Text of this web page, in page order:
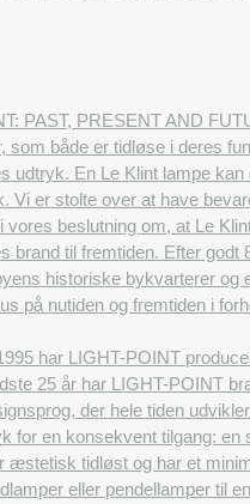
PAST, PRESENT AND
som både er tidløse i deres
udtryk. En Le Klint lampe
Vi er stolte over at have
vores beslutning om, at Le
brand til fremtiden. Efter
historiske bykvarterer og
på nutiden og fremtiden i
har LIGHT-POINT
25 år har LIGHT-POINT
der hele tiden
for en konsekvent tilgang:
æstetisk tidløst og har et
eller pendellamper til